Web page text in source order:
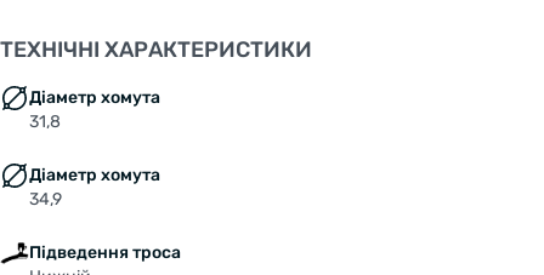
ТЕХНІЧНІ ХАРАКТЕРИСТИКИ
Діаметр хомута
31,8
Діаметр хомута
34,9
Підведення троса